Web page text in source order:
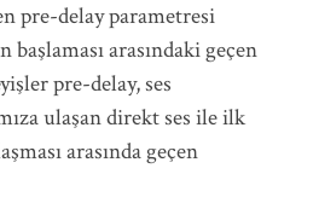
pre-delay parametresi
arasındaki geçen
pre-delay, ses
ulaşan direkt ses ile ilk
arasında geçen